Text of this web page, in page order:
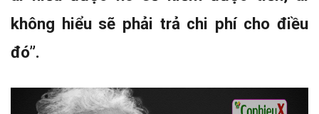
không hiểu sẽ phải trả chi phí cho điều
đó”.